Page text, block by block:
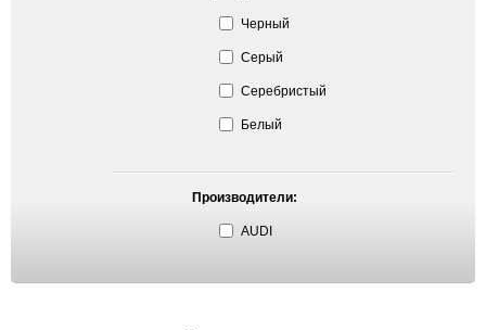
Черный
Серый
Серебристый
Белый
Производители:
AUDI